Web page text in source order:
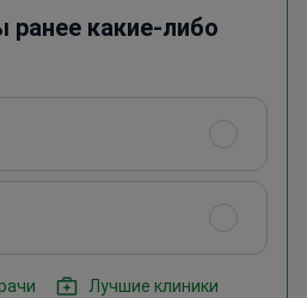
ранее какие-либо
Лучшие клиники